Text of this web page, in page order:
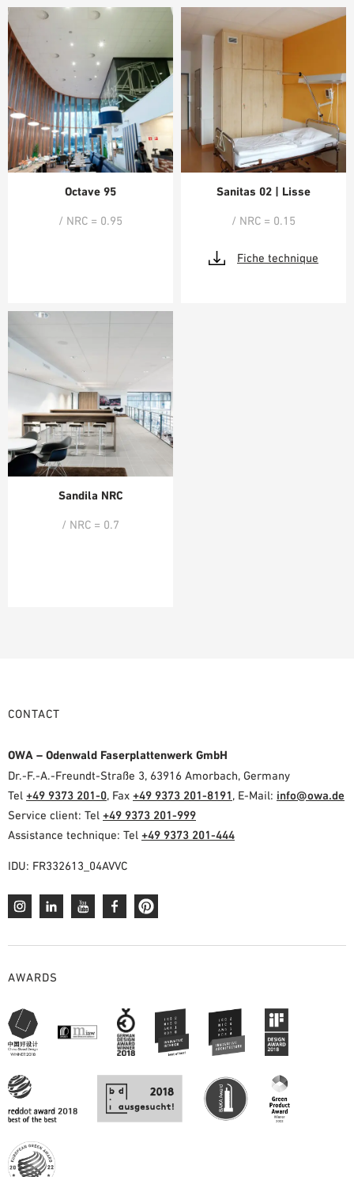
Octave 95
/ NRC = 0.95
Sanitas 02 | Lisse
/ NRC = 0.15
Fiche technique
Sandila NRC
/ NRC = 0.7
CONTACT
OWA – Odenwald Faserplattenwerk GmbH
Dr.-F.-A.-Freundt-Straße 3, 63916 Amorbach, Germany
Tel +49 9373 201-0, Fax +49 9373 201-8191, E-Mail: info@owa.de
Service client: Tel +49 9373 201-999
Assistance technique: Tel +49 9373 201-444
IDU: FR332613_04AVVC
AWARDS